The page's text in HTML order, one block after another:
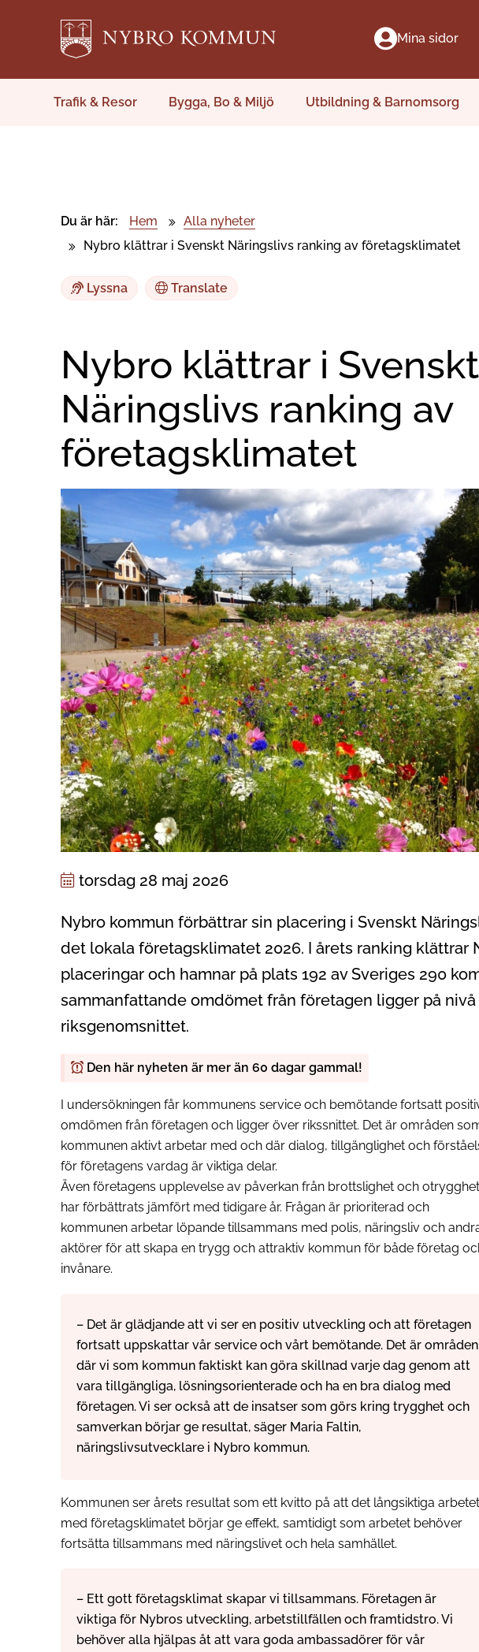
Mina sidor
Trafik & Resor Bygga, Bo & Miljö Utbildning & Barnomsorg
Du är här: Hem
Alla nyheter
Nybro klättrar i Svenskt Näringslivs ranking av företagsklimatet
Lyssna Translate
Nybro klättrar i Svenskt
Näringslivs ranking av
företagsklimatet
torsdag 28 maj 2026
Nybro kommun förbättrar sin placering i Svenskt
det lokala företagsklimatet 2026. I årets ranking klättrar
placeringar och hamnar på plats 192 av Sveriges 290
sammanfattande omdömet från företagen ligger på
riksgenomsnittet.
Den här nyheten är mer än 60 dagar gammal!
I undersökningen får kommunens service och bemötande fortsatt
omdömen från företagen och ligger över rikssnittet. Det är områden
kommunen aktivt arbetar med och där dialog, tillgänglighet och
för företagens vardag är viktiga delar.
Även företagens upplevelse av påverkan från brottslighet och otrygghet
har förbättrats jämfört med tidigare år. Frågan är prioriterad och
kommunen arbetar löpande tillsammans med polis, näringsliv och
aktörer för att skapa en trygg och attraktiv kommun för både företag
invånare.
– Det är glädjande att vi ser en positiv utveckling och att företagen
fortsatt uppskattar vår service och vårt bemötande. Det är områden
där vi som kommun faktiskt kan göra skillnad varje dag genom att
vara tillgängliga, lösningsorienterade och ha en bra dialog med
företagen. Vi ser också att de insatser som görs kring trygghet och
samverkan börjar ge resultat, säger Maria Faltin,
näringslivsutvecklare i Nybro kommun.
Kommunen ser årets resultat som ett kvitto på att det långsiktiga arbetet
med företagsklimatet börjar ge effekt, samtidigt som arbetet behöver
fortsätta tillsammans med näringslivet och hela samhället.
– Ett gott företagsklimat skapar vi tillsammans. Företagen är
viktiga för Nybros utveckling, arbetstillfällen och framtidstro. Vi
behöver alla hjälpas åt att vara goda ambassadörer för vår